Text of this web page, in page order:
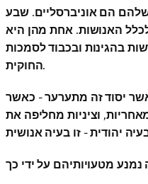
הם אוניברסליים. שבע
האנושות. אחת מהן היא
בהגינות ובכבוד לסמכות
החוקית.
יסוד זה מתערער - כאשר
וציניות מחליפה את